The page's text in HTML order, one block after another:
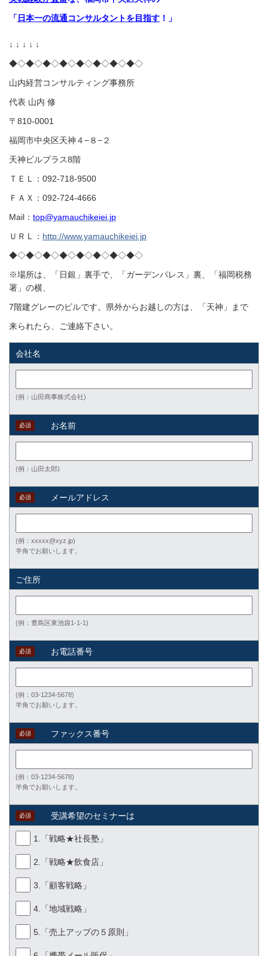
「 日本一の流通コンサルタントを目指す ！」
↓ ↓ ↓ ↓ ↓
◆◇◆◇◆◇◆◇◆◇◆◇◆◇◆◇
山内経営コンサルティング事務所
代表 山内 修
〒810-0001
福岡市中央区天神４−８−２
天神ビルプラス8階
ＴＥＬ：092-718-9500
ＦＡＸ：092-724-4666
Mail： top@yamauchikeiei.jp
ＵＲＬ： http://www.yamauchikeiei.jp
◆◇◆◇◆◇◆◇◆◇◆◇◆◇◆◇
※場所は、「日銀」裏手で、「ガーデンパレス」裏、「福岡税務
署」の横、
7階建グレーのビルです。県外からお越しの方は、「天神」まで
来られたら、ご連絡下さい。
会社名
(例：山田商事株式会社)
お名前
必須
(例：山田太郎)
メールアドレス
必須
(例：xxxxx@xyz.jp)
半角でお願いします。
ご住所
(例：豊島区東池袋1-1-1)
お電話番号
必須
(例：03-1234-5678)
半角でお願いします。
ファックス番号
必須
(例：03-1234-5678)
半角でお願いします。
受講希望のセミナーは
必須
1.「戦略★社長塾」
2.「戦略★飲食店」
3.「顧客戦略」
4.「地域戦略」
5.「売上アップの５原則」